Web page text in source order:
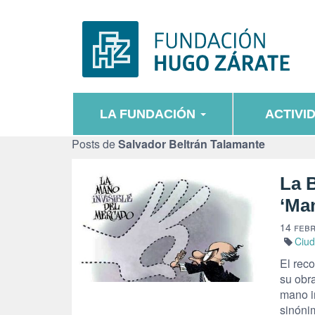
LA FUNDACIÓN
Posts deSalvador Beltrán Talamante
La
14
El
su
mano